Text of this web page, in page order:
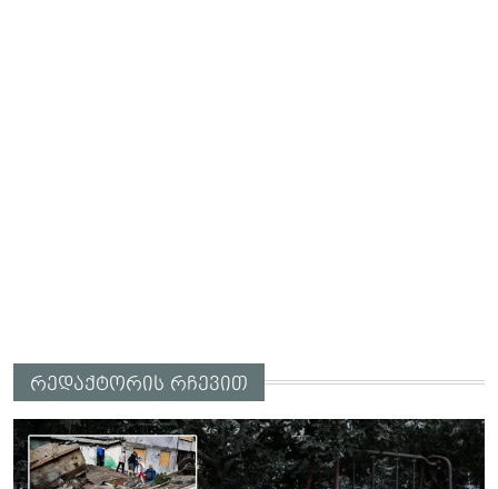
რედაქტორის რჩევით